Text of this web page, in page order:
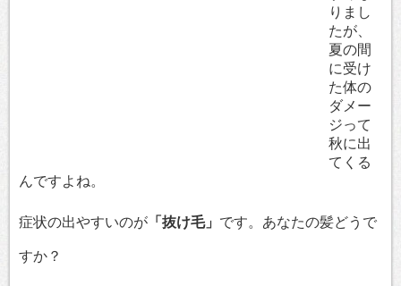
りまし
たが、
夏の間
に受け
た体の
ダメー
ジって
秋に出
てくる
んですよね。
症状の出やすいのが 「抜け毛」 です。あなたの髪どうで
すか？